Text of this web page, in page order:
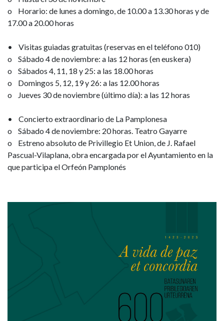
o Horario: de lunes a domingo, de 10.00 a 13.30 horas y de
17.00 a 20.00 horas
• Visitas guiadas gratuitas (reservas en el teléfono 010)
o Sábado 4 de noviembre: a las 12 horas (en euskera)
o Sábados 4, 11, 18 y 25: a las 18.00 horas
o Domingos 5, 12, 19 y 26: a las 12.00 horas
o Jueves 30 de noviembre (último día): a las 12 horas
• Concierto extraordinario de La Pamplonesa
o Sábado 4 de noviembre: 20 horas. Teatro Gayarre
o Estreno absoluto de Privillegio Et Union, de J. Rafael
Pascual-Vilaplana, obra encargada por el Ayuntamiento en la
que participa el Orfeón Pamplonés